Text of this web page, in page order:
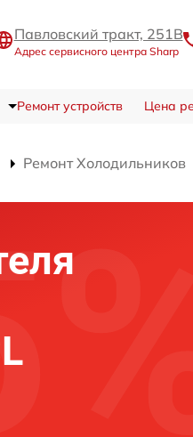
Павловский тракт, 251В
Адрес сервисного центра Sharp
Ремонт устройств Цена
Ремонт Холодильников